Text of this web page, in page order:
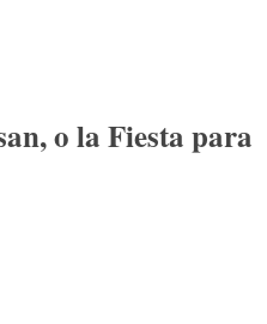
o la Fiesta para